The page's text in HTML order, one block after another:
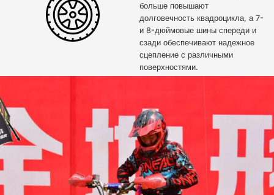
больше повышают
долговечность квадроцикла, а 7-
и 8-дюймовые шины спереди и
сзади обеспечивают надежное
сцепление с различными
поверхностями.